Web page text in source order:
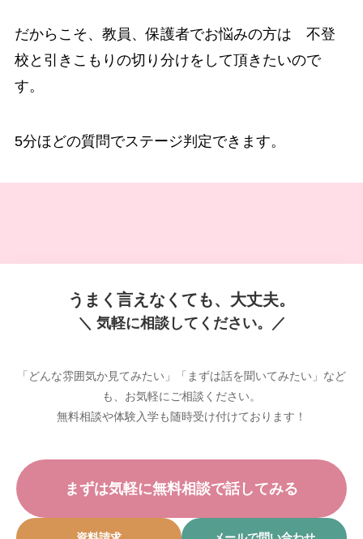
だからこそ、教員、保護者でお悩みの方は 不登
校と引きこもりの切り分けをして頂きたいので
す。
5分ほどの質問でステージ判定できます。
うまく言えなくても、大丈夫。
＼ 気軽に相談してください。／
「どんな雰囲気か見てみたい」「まずは話を聞いてみたい」など
も、お気軽にご相談ください。
無料相談や体験入学も随時受け付けております！
まずは気軽に無料相談で話してみる